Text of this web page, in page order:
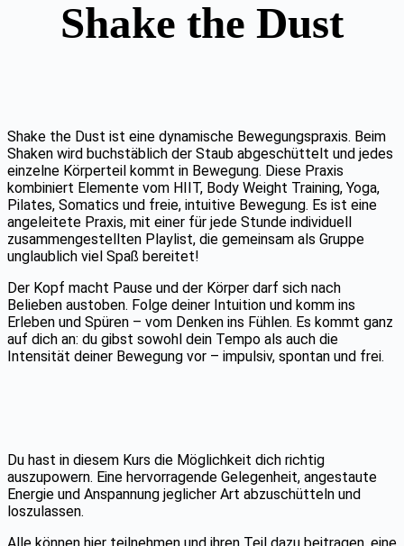
Shake the Dust
Shake the Dust ist eine dynamische Bewegungspraxis. Beim
Shaken wird buchstäblich der Staub abgeschüttelt und jedes
einzelne Körperteil kommt in Bewegung. Diese Praxis
kombiniert Elemente vom HIIT, Body Weight Training, Yoga,
Pilates, Somatics und freie, intuitive Bewegung. Es ist eine
angeleitete Praxis, mit einer für jede Stunde individuell
zusammengestellten Playlist, die gemeinsam als Gruppe
unglaublich viel Spaß bereitet!
Der Kopf macht Pause und der Körper darf sich nach
Belieben austoben. Folge deiner Intuition und komm ins
Erleben und Spüren – vom Denken ins Fühlen. Es kommt ganz
auf dich an: du gibst sowohl dein Tempo als auch die
Intensität deiner Bewegung vor – impulsiv, spontan und frei.
Du hast in diesem Kurs die Möglichkeit dich richtig
auszupowern. Eine hervorragende Gelegenheit, angestaute
Energie und Anspannung jeglicher Art abzuschütteln und
loszulassen.
Alle können hier teilnehmen und ihren Teil dazu beitragen, eine